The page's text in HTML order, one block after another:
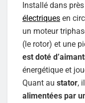
Installé dans
électriques en
un moteur
(le rotor) et une
est doté
énergétique et
Quant au stator,
alimentées par